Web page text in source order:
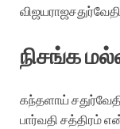
நிசங்க
கந்தளாய்
பார்வதி சத்திரம்